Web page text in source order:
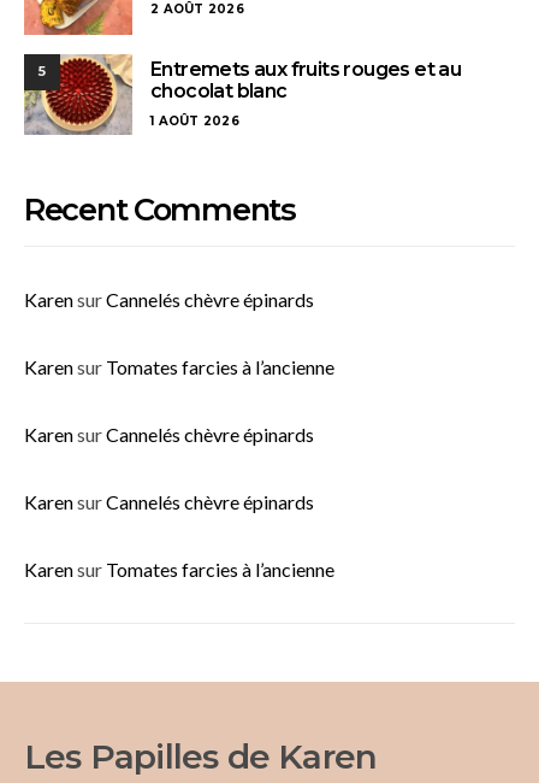
2 AOÛT 2026
5
Entremets aux fruits rouges et au
chocolat blanc
1 AOÛT 2026
Recent Comments
KarensurCannelés chèvre épinards
Karensur Tomates farcies à l’ancienne
KarensurCannelés chèvre épinards
KarensurCannelés chèvre épinards
Karensur Tomates farcies à l’ancienne
Les Papilles de Karen